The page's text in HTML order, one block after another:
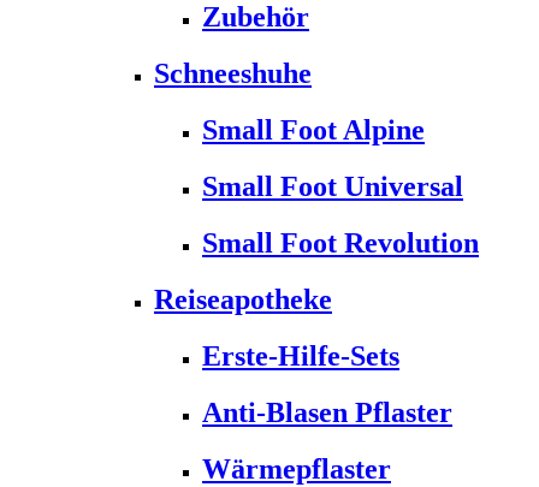
Zubehör
Schneeshuhe
Small Foot Alpine
Small Foot Universal
Small Foot Revolution
Reiseapotheke
Erste-Hilfe-Sets
Anti-Blasen Pflaster
Wärmepflaster